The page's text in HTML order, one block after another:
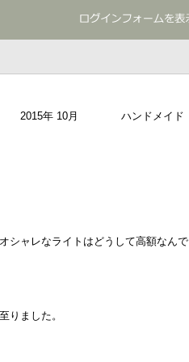
2015年 10月 ハンドメイド
シャレなライトはどうして高額なんで
りました。